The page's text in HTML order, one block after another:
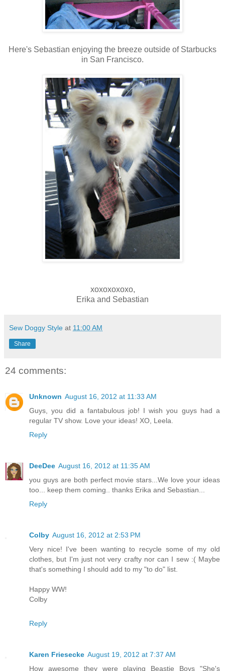
Here's Sebastian enjoying the breeze outside of Starbucks
in San Francisco.
xoxoxoxoxo,
Erika and Sebastian
Sew Doggy Style at 11:00 AM
Share
24 comments:
Unknown August 16, 2012 at 11:33 AM
Guys, you did a fantabulous job! I wish you guys had a
regular TV show. Love your ideas! XO, Leela.
Reply
DeeDee August 16, 2012 at 11:35 AM
you guys are both perfect movie stars...We love your ideas
too... keep them coming.. thanks Erika and Sebastian...
Reply
Colby August 16, 2012 at 2:53 PM
Very nice! I've been wanting to recycle some of my old
clothes, but I'm just not very crafty nor can I sew :( Maybe
that's something I should add to my "to do" list.
Happy WW!
Colby
Reply
Karen Friesecke August 19, 2012 at 7:37 AM
How awesome they were playing Beastie Boys "She's